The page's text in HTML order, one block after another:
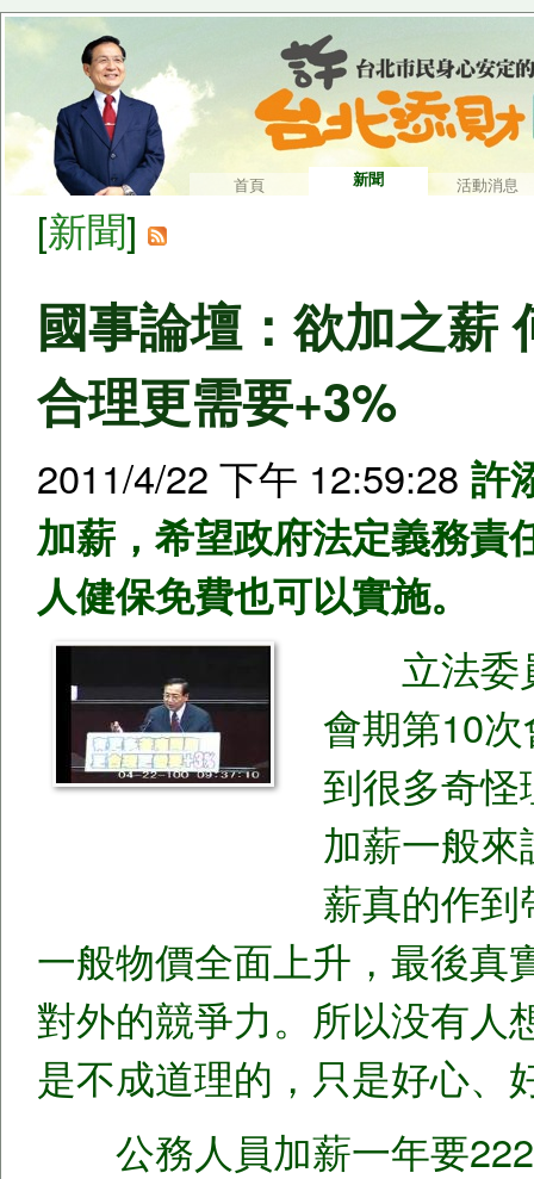
首頁 新聞 活動消息
[新聞]
國事論壇：欲加之薪
合理更需要+3%
2011/4/22 下午 12:59:28 許
加薪，希望政府法定義務責
人健保免費也可以實施。
立法委
會期第10
到很多奇
加薪一般
薪真的作
一般物價全面上升，最後真
對外的競爭力。所以没有人
是不成道理的，只是好心、
公務人員加薪一年要222